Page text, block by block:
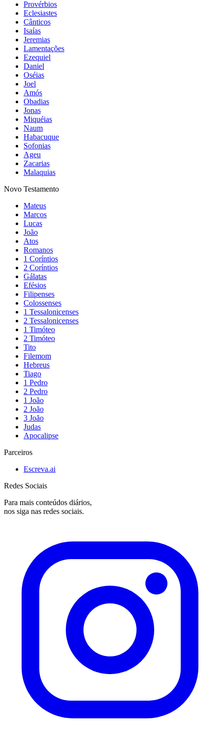
Provérbios
Eclesiastes
Cânticos
Isaías
Jeremias
Lamentações
Ezequiel
Daniel
Oséias
Joel
Amós
Obadias
Jonas
Miquéias
Naum
Habacuque
Sofonias
Ageu
Zacarias
Malaquias
Novo Testamento
Mateus
Marcos
Lucas
João
Atos
Romanos
1 Coríntios
2 Coríntios
Gálatas
Efésios
Filipenses
Colossenses
1 Tessalonicenses
2 Tessalonicenses
1 Timóteo
2 Timóteo
Tito
Filemom
Hebreus
Tiago
1 Pedro
2 Pedro
1 João
2 João
3 João
Judas
Apocalipse
Parceiros
Escreva.ai
Redes Sociais
Para mais conteúdos diários,
nos siga nas redes sociais.